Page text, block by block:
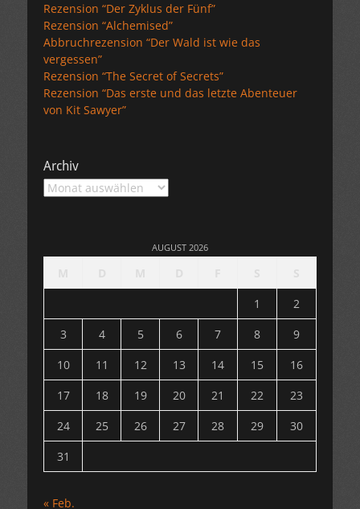
Rezension “Der Zyklus der Fünf”
Rezension “Alchemised”
Abbruchrezension “Der Wald ist wie das
vergessen”
Rezension “The Secret of Secrets”
Rezension “Das erste und das letzte Abenteuer
von Kit Sawyer”
Archiv
Archiv
AUGUST 2026
1
2
3
4 5 6 7 8
9
10
11 12 13 14 15
16
17
18 19 20 21 22
23
24
25 26 27 28 29
30
31
« Feb.